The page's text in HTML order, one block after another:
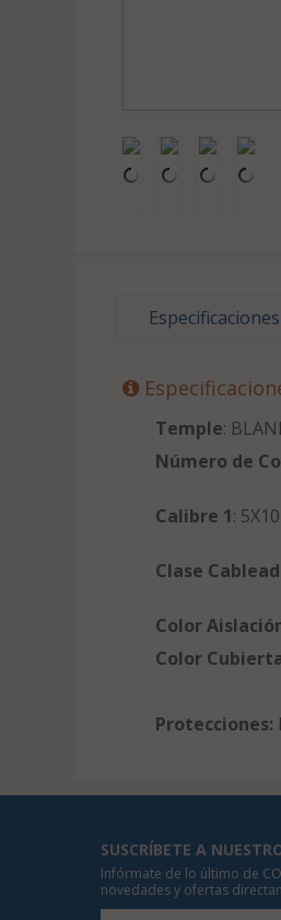
Especificaciones
Temple:
Número de
Calibre 1:
Clase
Color
Color
Protecciones:
SUSCRÍBETE A
Infórmate de lo último de
novedades y ofertas